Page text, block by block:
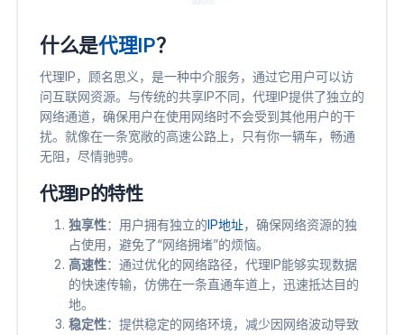
什么是代理IP？
代理IP，顾名思义，是一种中介服务，通过它用户可以访
问互联网资源。与传统的共享IP不同，代理IP提供了独立的
网络通道，确保用户在使用网络时不会受到其他用户的干
扰。就像在一条宽敞的高速公路上，只有你一辆车，畅通
无阻，尽情驰骋。
代理IP的特性
独享性：用户拥有独立的IP地址，确保网络资源的独
占使用，避免了“网络拥堵”的烦恼。
高速性：通过优化的网络路径，代理IP能够实现数据
的快速传输，仿佛在一条直通车道上，迅速抵达目的
地。
稳定性：提供稳定的网络环境，减少因网络波动导致